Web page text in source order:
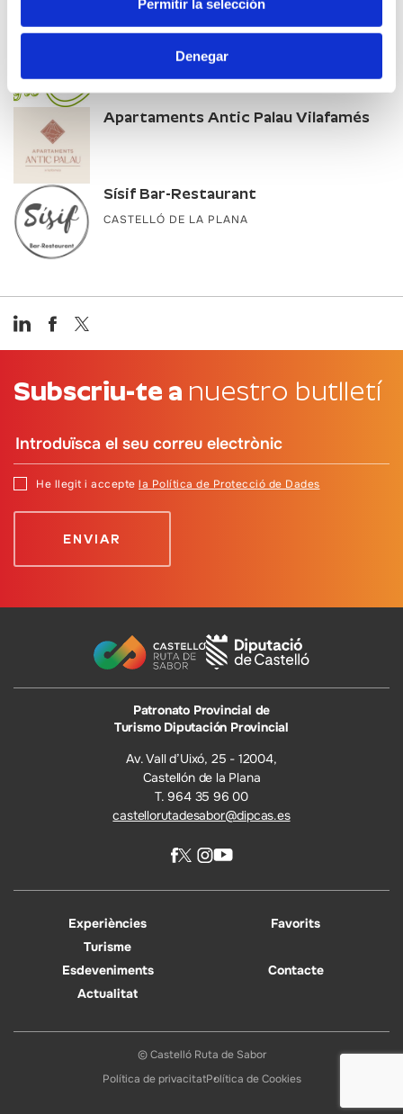
Permitir la selección
Denegar
Apartaments Antic Palau Vilafamés
Sísif Bar-Restaurant
CASTELLÓ DE LA PLANA
Subscriu-te a nuestro butlletí
He llegit i accepte la Política de Protecció de Dades
Patronato Provincial de
Turismo Diputación Provincial
Av. Vall d’Uixó, 25 - 12004,
Castellón de la Plana
T. 964 35 96 00
castellorutadesabor@dipcas.es
Experiències
Turisme
Esdeveniments
Actualitat
Favorits
Contacte
© Castelló Ruta de Sabor
Política de privacitatPolítica de Cookies